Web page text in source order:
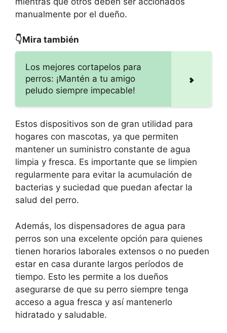
manualmente por el dueño.
👇Mira también
Los mejores cortapelos para
perros: ¡Mantén a tu amigo
peludo siempre impecable!
Estos dispositivos son de gran utilidad para
hogares con mascotas, ya que permiten
mantener un suministro constante de agua
limpia y fresca. Es importante que se limpien
regularmente para evitar la acumulación de
bacterias y suciedad que puedan afectar la
salud del perro.
Además, los dispensadores de agua para
perros son una excelente opción para quienes
tienen horarios laborales extensos o no pueden
estar en casa durante largos períodos de
tiempo. Esto les permite a los dueños
asegurarse de que su perro siempre tenga
acceso a agua fresca y así mantenerlo
hidratado y saludable.